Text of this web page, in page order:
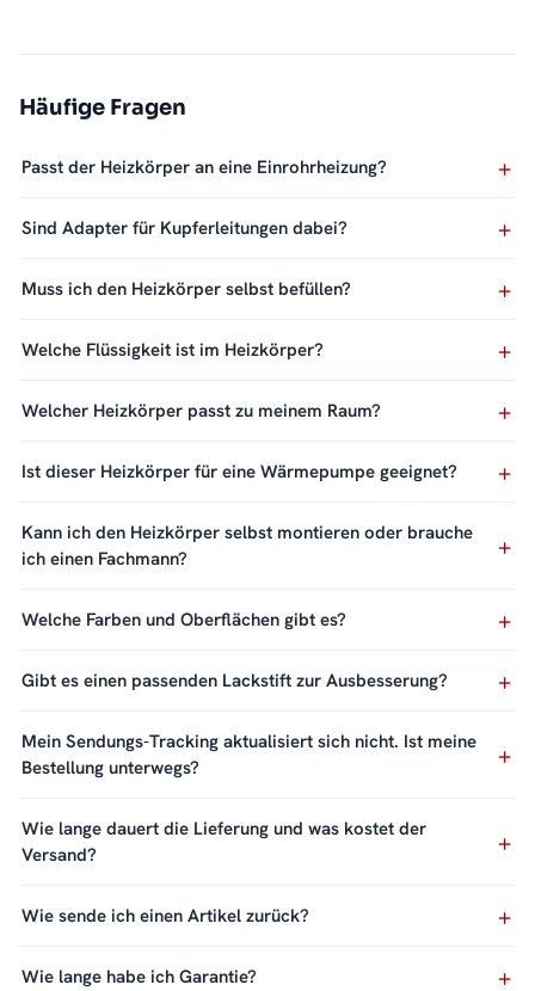
Häufige Fragen
Passt der Heizkörper an eine Einrohrheizung?
Sind Adapter für Kupferleitungen dabei?
Muss ich den Heizkörper selbst befüllen?
Welche Flüssigkeit ist im Heizkörper?
Welcher Heizkörper passt zu meinem Raum?
Ist dieser Heizkörper für eine Wärmepumpe geeignet?
Kann ich den Heizkörper selbst montieren oder brauche
ich einen Fachmann?
Welche Farben und Oberflächen gibt es?
Gibt es einen passenden Lackstift zur Ausbesserung?
Mein Sendungs-Tracking aktualisiert sich nicht. Ist meine
Bestellung unterwegs?
Wie lange dauert die Lieferung und was kostet der
Versand?
Wie sende ich einen Artikel zurück?
Wie lange habe ich Garantie?